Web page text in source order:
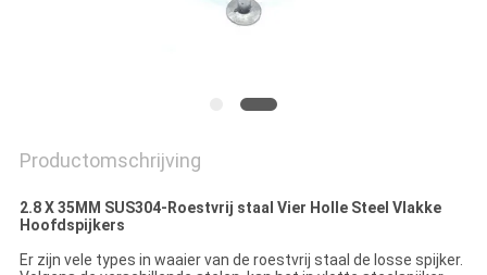
Productomschrijving
2.8 X 35MM SUS304-Roestvrij staal Vier Holle Steel Vlakke
Hoofdspijkers
Er zijn vele types in waaier van de roestvrij staal de losse spijker.